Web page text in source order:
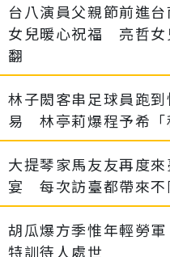
台八演員父親節前進
女兒暖心祝福 亮哲女
翻
林子閎客串足球員跑
易 林亭莉爆程予希「
大提琴家馬友友再度
宴 每次訪臺都帶來不
胡瓜爆方季惟年輕勞
特訓待人處世